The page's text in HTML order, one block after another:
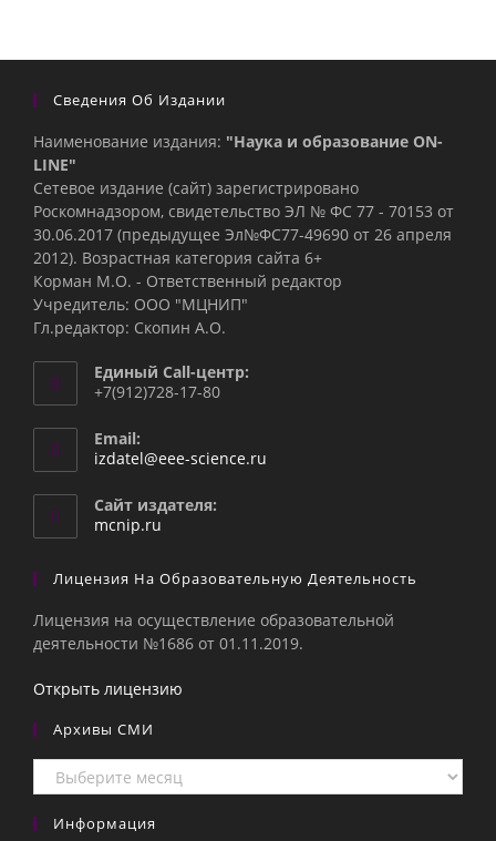
Сведения Об Издании
Наименование издания: "Наука и образование ON-
LINE"
Сетевое издание (сайт) зарегистрировано
Роскомнадзором, свидетельство ЭЛ № ФС 77 - 70153 от
30.06.2017 (предыдущее Эл№ФC77-49690 от 26 апреля
2012). Возрастная категория сайта 6+
Корман М.О. - Ответственный редактор
Учредитель: ООО "МЦНИП"
Гл.редактор: Скопин А.О.
Единый Call-центр:
+7(912)728-17-80
Email:
izdatel@eee-science.ru
Сайт издателя:
mcnip.ru
Лицензия На Образовательную Деятельность
Лицензия на осуществление образовательной
деятельности №1686 от 01.11.2019.
Открыть лицензию
Архивы СМИ
Архивы
СМИ
Информация